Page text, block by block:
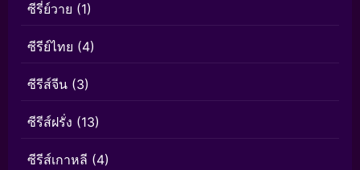
ซีรี่ย์วาย (1)
ซีรีย์ไทย (4)
ซีรีส์จีน (3)
ซีรีส์ฝรั่ง (13)
ซีรีส์เกาหลี (4)